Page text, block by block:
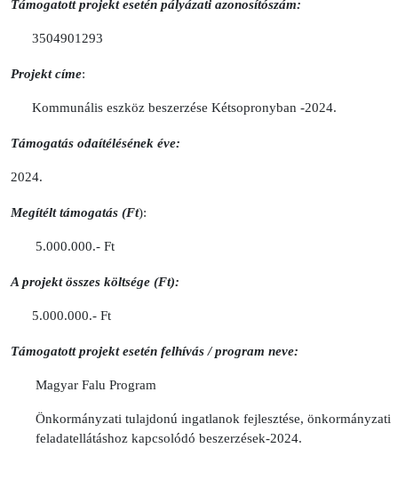
Támogatott projekt esetén pályázati azonosítószám:
3504901293
Projekt címe:
Kommunális eszköz beszerzése Kétsopronyban -2024.
Támogatás odaítélésének éve:
2024.
Megítélt támogatás (Ft):
5.000.000.- Ft
A projekt összes költsége (Ft):
5.000.000.- Ft
Támogatott projekt esetén felhívás / program neve:
Magyar Falu Program
Önkormányzati tulajdonú ingatlanok fejlesztése, önkormányzati
feladatellátáshoz kapcsolódó beszerzések-2024.